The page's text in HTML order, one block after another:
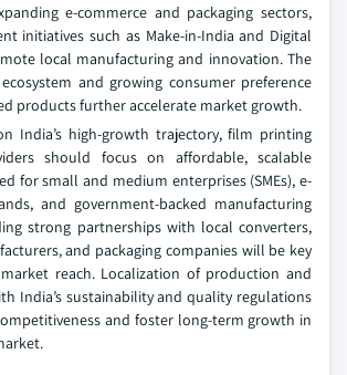
e-commerce and packaging sectors,
initiatives such as Make-in-India and Digital
local manufacturing and innovation. The
and growing consumer preference
products further accelerate market growth.
India’s high-growth trajectory, film printing
should focus on affordable, scalable
for small and medium enterprises (SMEs), e-
and government-backed manufacturing
strong partnerships with local converters,
and packaging companies will be key
reach. Localization of production and
India’s sustainability and quality regulations
and foster long-term growth in